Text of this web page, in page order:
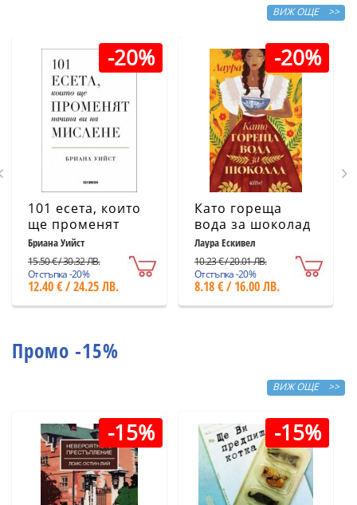
ВИЖ ОЩЕ >>
-20%
101 есета, които
ще променят
начина ви на
мислене
Бриана Уийст
15.50 € / 30.32 ЛВ.
Отстъпка -20%
12.40 € / 24.25 ЛВ.
-20%
Като гореща
вода за шоколад
(ново издание)
Лаура Ескивел
10.23 € / 20.01 ЛВ.
Отстъпка -20%
8.18 € / 16.00 ЛВ.
Промо -15%
ВИЖ ОЩЕ >>
-15% -15%